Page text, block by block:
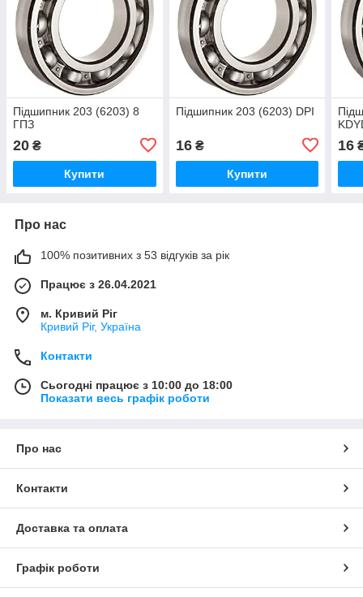
Підшипник 203 (6203) 8
ГПЗ
20 ₴
Купити
Підшипник 203 (6203) DPI
16₴
Купити
16
Про нас
100% позитивних з 53 відгуків за рік
Працює з 26.04.2021
м. Кривий Ріг
Кривий Ріг, Україна
Контакти
Сьогодні працює з 10:00 до 18:00
Показати весь графік роботи
Про нас
Контакти
Доставка та оплата
Графік роботи